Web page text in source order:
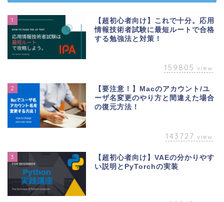
1
【超初心者向け】これで十分。応用
情報技術者試験に最短ルートで合格
する勉強法と対策！
159805 view
2
【要注意！】Macのアカウント/ユ
ーザ名変更のやり方と間違えた場合
の復元方法！
143727 view
3
【超初心者向け】VAEの分かりやす
い説明とPyTorchの実装